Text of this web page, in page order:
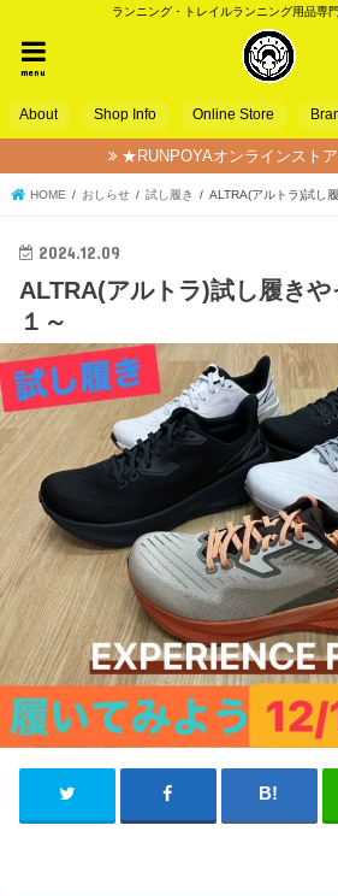
ランニング・トレイルランニング用品専
menu
About Shop Info Online Store
★RUNPOYAオンラインスト
HOME おしらせ 試し履き ALTRA(アルトラ)試し
2024.12.09
ALTRA(アルトラ)試し履きや
１～